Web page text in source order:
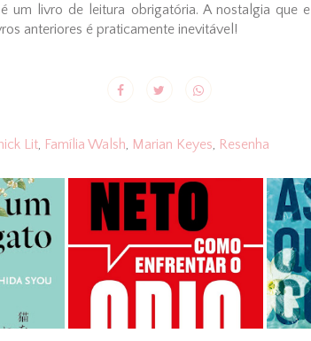
um livro de leitura obrigatória. A nostalgia que
anteriores é praticamente inevitável!
Lit Família Walsh Marian Keyes Resenha